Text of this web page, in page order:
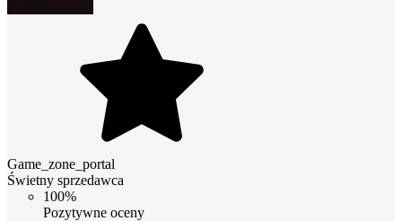
Game_zone_portal
Świetny sprzedawca
100%
Pozytywne oceny